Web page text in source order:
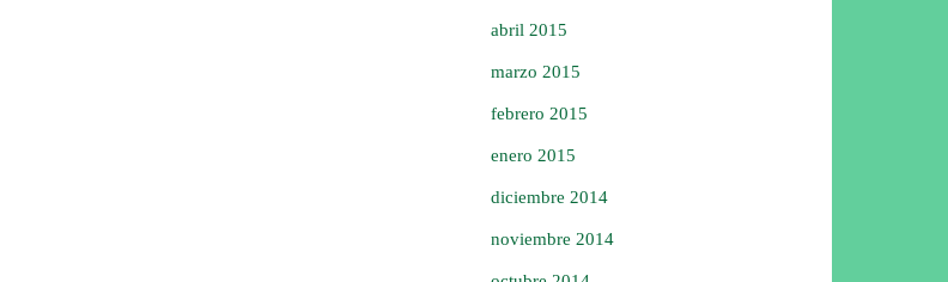
abril 2015
marzo 2015
febrero 2015
enero 2015
diciembre 2014
noviembre 2014